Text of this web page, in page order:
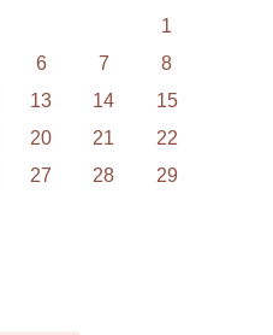
1
6 7
8
13 14
15
20 21
22
27 28
29